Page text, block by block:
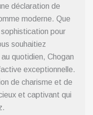
déclaration de
moderne. Que
pour
souhaitiez
quotidien, Chogan
exceptionnelle.
de charisme et de
et captivant qui